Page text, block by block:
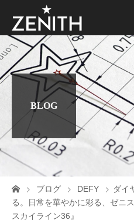
BLOG
ブログ DEFY
ダイ
る。日常を華やかに彩る、ゼニ
スカイライン36』